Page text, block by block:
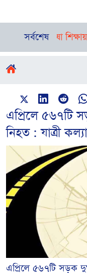
সর্বশেষ
ও ভাষা শিক্ষায়
এপ্রিলে ৫৬৭টি
নিহত : যাত্রী
এপ্রিলে ৫৬৭টি সড়ক